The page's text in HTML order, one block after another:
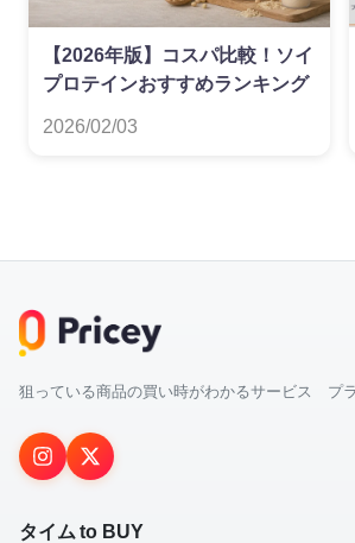
【2026年版】コスパ比較！ソイ
プロテインおすすめランキング
2026/02/03
狙っている商品の買い時がわかるサービス プ
タイム to BUY